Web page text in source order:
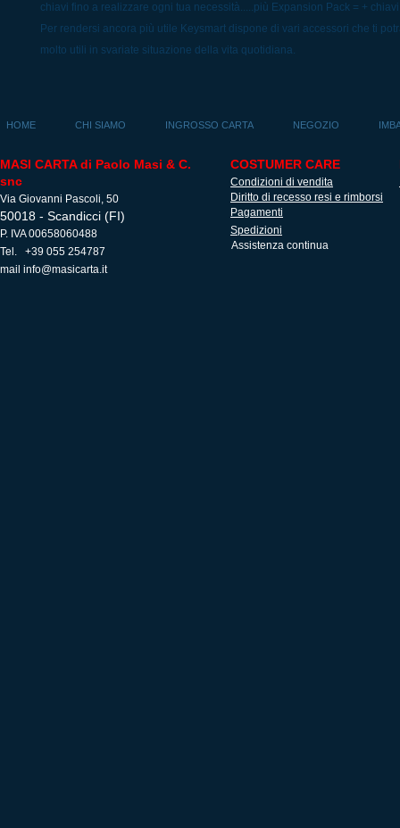
chiavi fino a realizzare ogni tua necessità.....più Expansion Pack = +
Per rendersi ancora più utile Keysmart dispone di vari accessori che ti
molto utili in svariate situazione della vita quotidiana.
HOME CHI SIAMO INGROSSO CARTA NEGOZIO
MASI CARTA di Paolo Masi & C.
snc
Via Giovanni Pascoli, 50
50018 - Scandicci (FI)
P. IVA 00658060488
Tel. +39 055 254787
mail info@masicarta.it
COSTUMER CARE
Condizioni di vendita
Diritto di recesso resi e rimborsi
Pagamenti
Spedizioni
Assistenza continua